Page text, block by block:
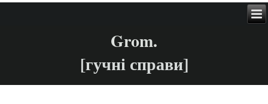
Grom.
[гучні справи]